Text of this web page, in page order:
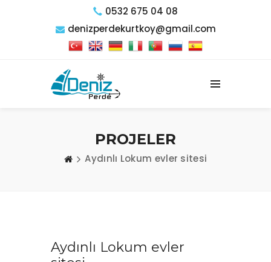
0532 675 04 08
denizperdekurtkoy@gmail.com
PROJELER
Aydınlı Lokum evler sitesi
Aydınlı Lokum evler